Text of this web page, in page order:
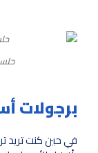
برجولات
في حين كنت تريد